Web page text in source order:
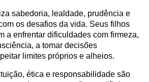
sabedoria, lealdade, prudência e
os desafios da vida. Seus filhos
a enfrentar dificuldades com firmeza,
a tomar decisões
limites próprios e alheios.
ética e responsabilidade são